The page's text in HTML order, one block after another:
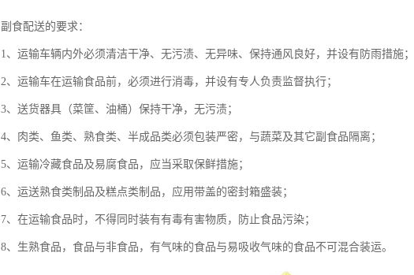
副食配送的要求：
1、运输车辆内外必须清洁干净、无污渍、无异味、保持通风良好，并设有防雨措施；
2、运输车在运输食品前，必须进行消毒，并设有专人负责监督执行；
3、送货器具（菜筐、油桶）保持干净，无污渍；
4、肉类、鱼类、熟食类、半成品类必须包装严密，与蔬菜及其它副食品隔离；
5、运输冷藏食品及易腐食品，应当采取保鲜措施；
6、运送熟食类制品及糕点类制品，应用带盖的密封箱盛装；
7、在运输食品时，不得同时装有有毒有害物质，防止食品污染；
8、生熟食品，食品与非食品，有气味的食品与易吸收气味的食品不可混合装运。